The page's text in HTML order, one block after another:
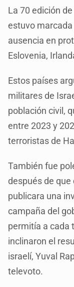
La 70 edición
estuvo marcada
ausencia en
Eslovenia,
Estos países
militares de
población civil,
entre 2023 y
terroristas de
También fue
después de que
publicara una
campaña del
permitía a cada
inclinaron el
israelí, Yuval
televoto.